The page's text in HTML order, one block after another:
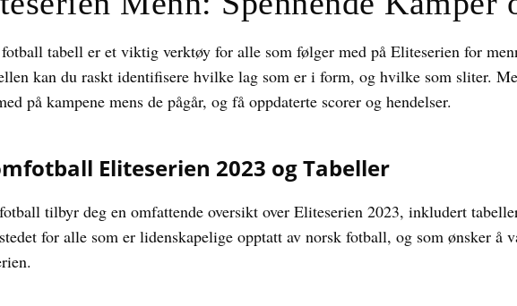
tabell er et viktig verktøy for alle som følger med på Eliteserien for
kan du raskt identifisere hvilke lag som er i form, og hvilke som sliter.
på kampene mens de pågår, og få oppdaterte scorer og hendelser.
Eliteserien 2023 og Tabeller
tilbyr deg en omfattende oversikt over Eliteserien 2023, inkludert
for alle som er lidenskapelige opptatt av norsk fotball, og som ønsker å